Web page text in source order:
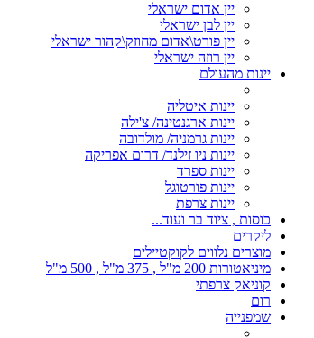
יין אדום ישראלי
יין לבן ישראלי
יין פורט\אדום מחוזק\קהור ישראלי
יין רוזה ישראלי
יינות מהעולם
יינות איטליה
יינות ארגנטינה/ צ'ילה
יינות גרמניה/ מולדובה
יינות ניו זילנד/ דרום אפריקה
יינות ספרד
יינות פורטוגל
יינות צרפת
כוסות , ציוד בר ועוד...
ליקרים
מוצרים נלווים לקוקטיילים
מיניאטורות 200 מ"ל , 375 מ"ל , 500 מ"ל
קוניאק צרפתי
רום
שמפנייה